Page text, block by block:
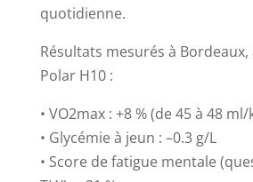
quotidienne.
Résultats mesurés à
Polar H10 :
• VO2max : +8 % (de 45 à 48
• Glycémie à jeun : –0.3 g/L
• Score de fatigue mentale